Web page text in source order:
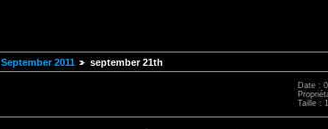
September 2011 september 21th
Date :
Taille :